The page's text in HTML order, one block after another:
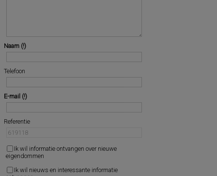
Naam
Telefoon
E-mail
Referentie
Ik wil informatie ontvangen over nieuwe
eigendommen
Ik wil nieuws en interessante informatie